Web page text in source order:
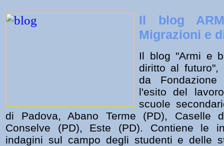
Il blog
Migrazioni e
Il blog "Armi e
diritto al futuro",
da
l'esito del
scuole
di Padova, Abano Terme (PD), Caselle
Conselve (PD), Este (PD). Contiene le
indagini sul campo degli studenti e delle